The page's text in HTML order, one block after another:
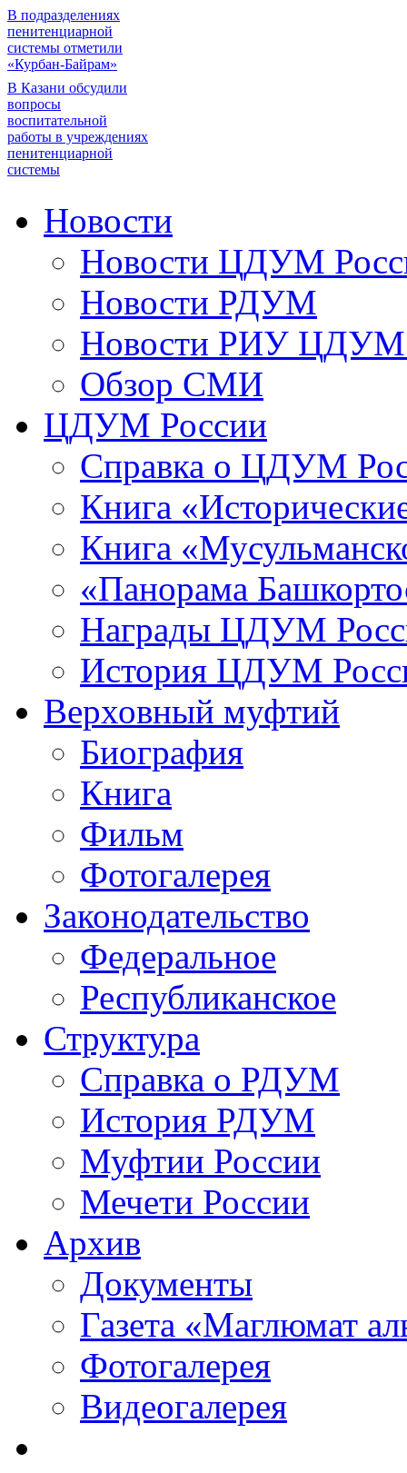
В подразделениях
пенитенциарной
системы отметили
«Курбан-Байрам»
В Казани обсудили
вопросы
воспитательной
работы в учреждениях
пенитенциарной
системы
Новости
Новости ЦДУМ
Новости РДУМ
Новости РИУ ЦДУМ
Обзор СМИ
ЦДУМ России
Справка о ЦДУМ
Книга
Книга
«Панорама
Награды ЦДУМ
История ЦДУМ
Верховный муфтий
Биография
Книга
Фильм
Фотогалерея
Законодательство
Федеральное
Республиканское
Структура
Справка о РДУМ
История РДУМ
Муфтии России
Мечети России
Архив
Документы
Газета «Маглюмат
Фотогалерея
Видеогалерея